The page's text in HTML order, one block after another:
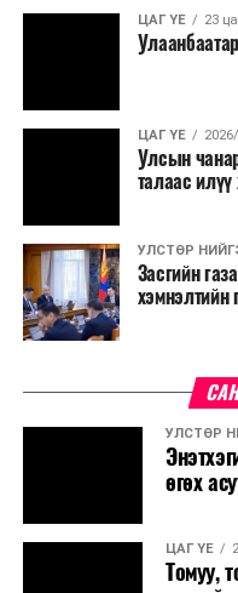
ЦАГ ҮЕ 23
ЦАГ ҮЕ
Улсын
талаас
УЛСТӨР
Засгийн
УЛСТӨР
өгөх
ЦАГ ҮЕ
Томуу,